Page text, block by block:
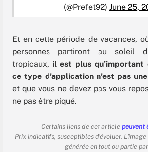
(@Prefet92) June 25,
Et en cette période de vacances,
personnes partiront au soleil
tropicaux, il est plus qu’important
ce type d’application n’est pas
et que vous ne devez pas vous
ne pas être piqué.
Certains liens de cet article peuvent
Prix indicatifs, susceptibles d'évoluer. L'image
générée en tout ou partie